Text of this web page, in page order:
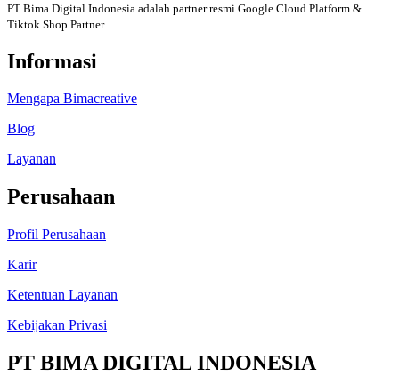
PT Bima Digital Indonesia adalah partner resmi Google Cloud Platform &
Tiktok Shop Partner
Informasi
Mengapa Bimacreative
Blog
Layanan
Perusahaan
Profil Perusahaan
Karir
Ketentuan Layanan
Kebijakan Privasi
PT BIMA DIGITAL INDONESIA